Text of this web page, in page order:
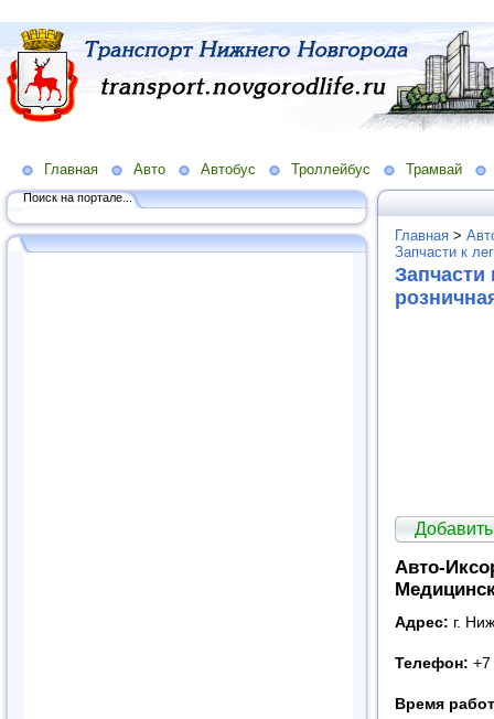
Главная Авто Автобус Троллейбус Трамвай
Поиск на портале...
Главная >
Запчасти к
Авто-
Адрес: г.
Телефон: +7
Время